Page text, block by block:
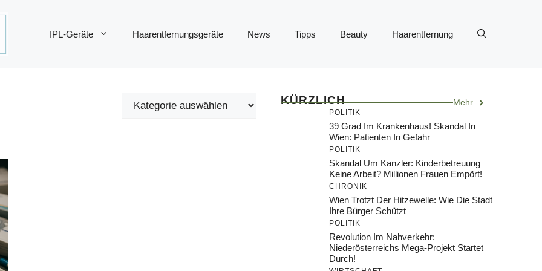
IPL-Geräte Haarentfernungsgeräte News Tipps Beauty Haarentfernung
KÜRZLICH Mehr
POLITIK
39 Grad Im Krankenhaus! Skandal In
Wien: Patienten In Gefahr
POLITIK
Skandal Um Kanzler: Kinderbetreuung
Keine Arbeit? Millionen Frauen Empört!
CHRONIK
Wien Trotzt Der Hitzewelle: Wie Die Stadt
Ihre Bürger Schützt
POLITIK
Revolution Im Nahverkehr:
Niederösterreichs Mega-Projekt Startet
Durch!